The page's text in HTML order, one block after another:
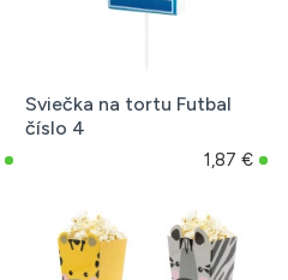
Sviečka na tortu Futbal
číslo 4
1,87 €